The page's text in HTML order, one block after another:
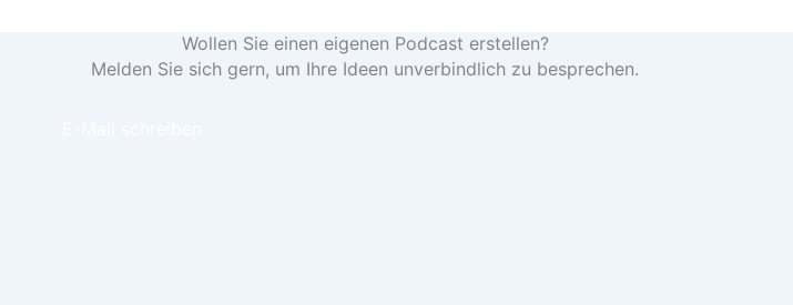
Wollen Sie einen eigenen Podcast erstellen?
Melden Sie sich gern, um Ihre Ideen unverbindlich zu besprechen.